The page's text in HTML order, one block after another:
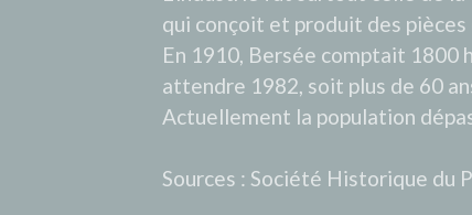
qui conçoit et produit des
En 1910, Bersée comptait 1800
attendre 1982, soit plus de 60
Actuellement la population
Sources : Société Historique du